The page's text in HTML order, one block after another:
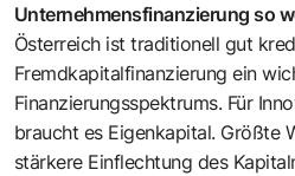
Unternehmensfinanzierung so
Österreich ist traditionell gut
Fremdkapitalfinanzierung ein
Finanzierungsspektrums. Für
braucht es Eigenkapital. Größte
stärkere Einflechtung des